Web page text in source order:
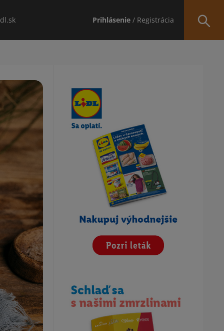
Prihlásenie / Registrácia
Obsah bočného panela